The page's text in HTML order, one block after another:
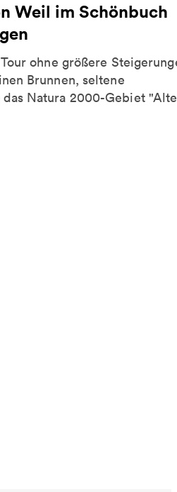
Weil im Schönbuch
ohne größere
Brunnen, seltene
Natura 2000-Gebiet "Alte